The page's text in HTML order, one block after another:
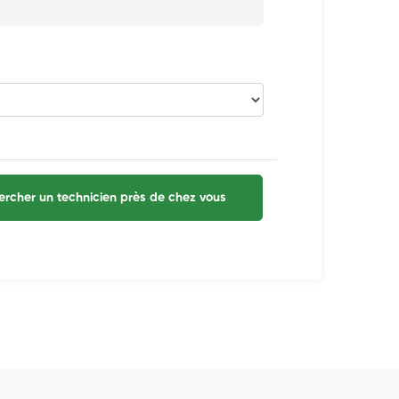
un technicien près de chez vous